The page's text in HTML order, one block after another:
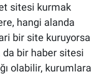
sitesi kurmak
hangi alanda
bir site kuruyorsa
da bir haber sitesi
olabilir, kurumlara